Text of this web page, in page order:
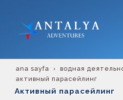
ana sayfa
водная
активный парасейлинг
Активный парасейлинг